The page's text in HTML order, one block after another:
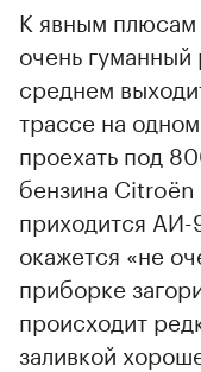
К явным плюсам
очень
среднем
трассе на
проехать под
бензина
приходится
окажется «не
приборке
происходит
заливкой